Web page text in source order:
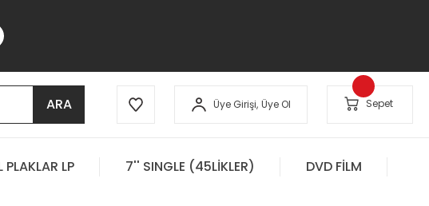
ARA Üye Girişi, Üye Ol Sepet
PLAKLAR LP 7'' SINGLE (45LİKLER) DVD FİLM